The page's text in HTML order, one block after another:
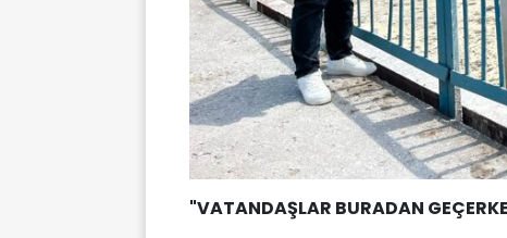
"VATANDAŞLAR BURADAN